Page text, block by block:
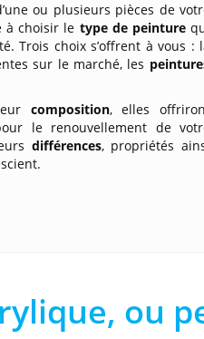
ou plusieurs pièces de
à choisir le type de peinture
Trois choix s’offrent à vous :
sur le marché, les
composition, elles
le renouvellement de
différences, propriétés
ou